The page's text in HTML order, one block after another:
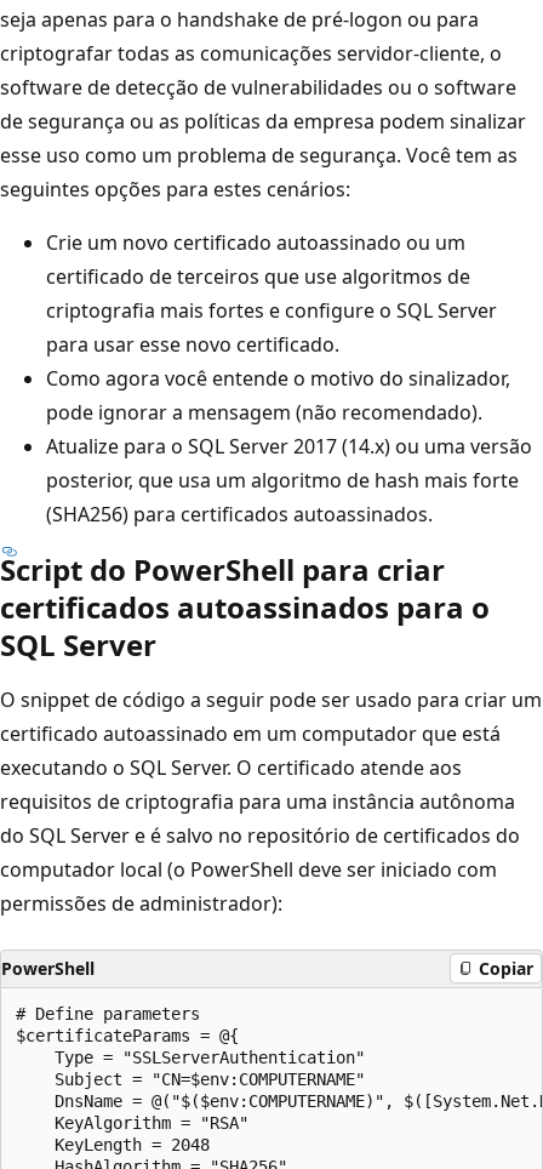
seja apenas para o handshake de pré-logon ou para
criptografar todas as comunicações servidor-cliente, o
software de detecção de vulnerabilidades ou o software
de segurança ou as políticas da empresa podem sinalizar
esse uso como um problema de segurança. Você tem as
seguintes opções para estes cenários:
Crie um novo certificado autoassinado ou um
certificado de terceiros que use algoritmos de
criptografia mais fortes e configure o SQL Server
para usar esse novo certificado.
Como agora você entende o motivo do sinalizador,
pode ignorar a mensagem (não recomendado).
Atualize para o SQL Server 2017 (14.x) ou uma versão
posterior, que usa um algoritmo de hash mais forte
(SHA256) para certificados autoassinados.
Script do PowerShell para criar
certificados autoassinados para o
SQL Server
O snippet de código a seguir pode ser usado para criar um
certificado autoassinado em um computador que está
executando o SQL Server. O certificado atende aos
requisitos de criptografia para uma instância autônoma
do SQL Server e é salvo no repositório de certificados do
computador local (o PowerShell deve ser iniciado com
permissões de administrador):
PowerShell Copiar
# Define parameters
$certificateParams = @{
    Type = "SSLServerAuthentication"
    Subject = "CN=$env:COMPUTERNAME"
DnsName = @("$($env:COMPUTERNAME)",
    KeyAlgorithm = "RSA"
    KeyLength = 2048